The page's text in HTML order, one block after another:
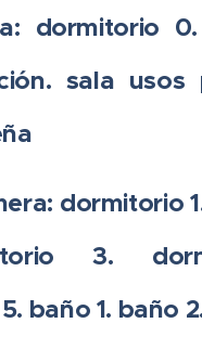
dormitorio
sala usos
dormitorio
3.
baño 1. baño